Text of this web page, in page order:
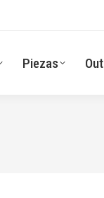
Piezas